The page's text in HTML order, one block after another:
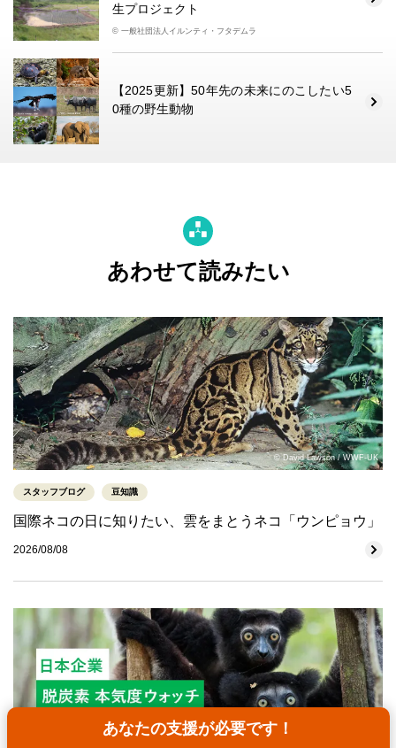
あなたの支援が必要です！
生プロジェクト
© 一般社団法人イルンティ・フタデムラ
【2025更新】50年先の未来にのこしたい5
0種の野生動物
あわせて読みたい
© David Lawson / WWF-UK
スタッフブログ 豆知識
国際ネコの日に知りたい、雲をまとうネコ「ウンピョウ」
2026/08/08